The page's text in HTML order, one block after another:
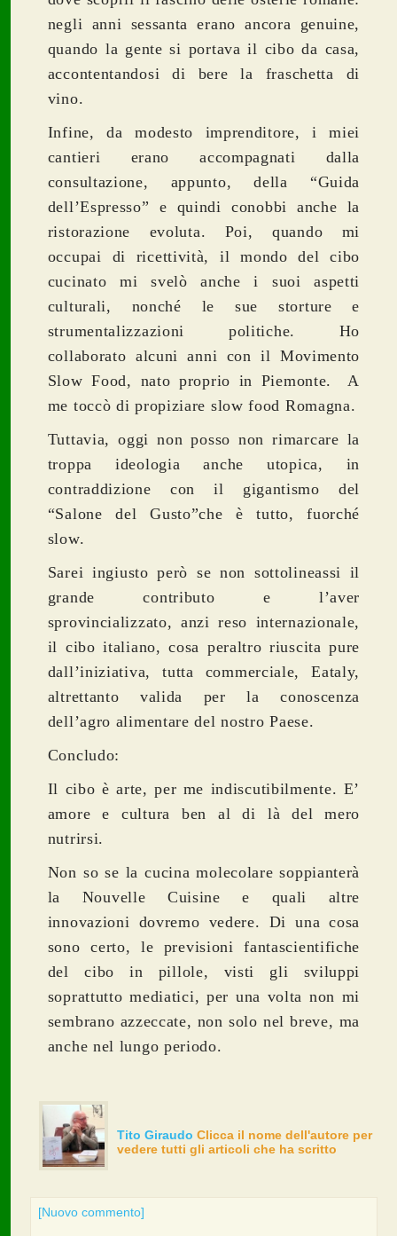
negli anni sessanta erano ancora genuine,
quando la gente si portava il cibo da casa,
accontentandosi di bere la fraschetta di
vino.
Infine, da modesto imprenditore, i miei
cantieri erano accompagnati dalla
consultazione, appunto, della “Guida
dell’Espresso” e quindi conobbi anche la
ristorazione evoluta. Poi, quando mi
occupai di ricettività, il mondo del cibo
cucinato mi svelò anche i suoi aspetti
culturali, nonché le sue storture e
strumentalizzazioni politiche. Ho
collaborato alcuni anni con il Movimento
Slow Food, nato proprio in Piemonte. A
me toccò di propiziare slow food Romagna.
Tuttavia, oggi non posso non rimarcare la
troppa ideologia anche utopica, in
contraddizione con il gigantismo del
“Salone del Gusto”che è tutto, fuorché
slow.
Sarei ingiusto però se non sottolineassi il
grande contributo e l’aver
sprovincializzato, anzi reso internazionale,
il cibo italiano, cosa peraltro riuscita pure
dall’iniziativa, tutta commerciale, Eataly,
altrettanto valida per la conoscenza
dell’agro alimentare del nostro Paese.
Concludo:
Il cibo è arte, per me indiscutibilmente. E’
amore e cultura ben al di là del mero
nutrirsi.
Non so se la cucina molecolare soppianterà
la Nouvelle Cuisine e quali altre
innovazioni dovremo vedere. Di una cosa
sono certo, le previsioni fantascientifiche
del cibo in pillole, visti gli sviluppi
soprattutto mediatici, per una volta non mi
sembrano azzeccate, non solo nel breve, ma
anche nel lungo periodo.
Tito Giraudo Clicca il nome dell'autore per
vedere tutti gli articoli che ha scritto
[Nuovo commento]